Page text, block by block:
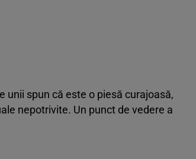
unii spun că este o piesă curajoasă,
nepotrivite. Un punct de vedere a